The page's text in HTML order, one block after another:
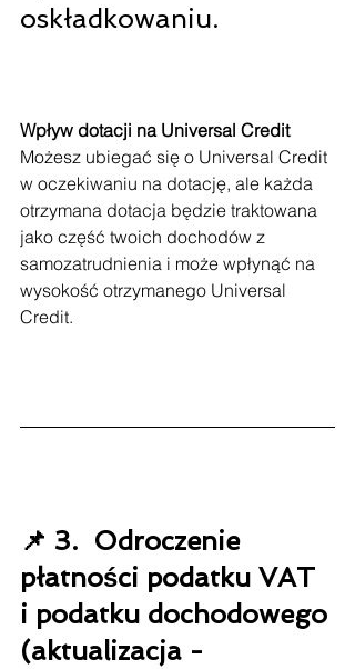
oskładkowaniu.
Wpływ dotacji na Universal Credit
Możesz ubiegać się o Universal Credit
w oczekiwaniu na dotację, ale każda
otrzymana dotacja będzie traktowana
jako część twoich dochodów z
samozatrudnienia i może wpłynąć na
wysokość otrzymanego Universal
Credit.
📌 3.  Odroczenie
płatności podatku VAT
i podatku dochodowego
(aktualizacja -